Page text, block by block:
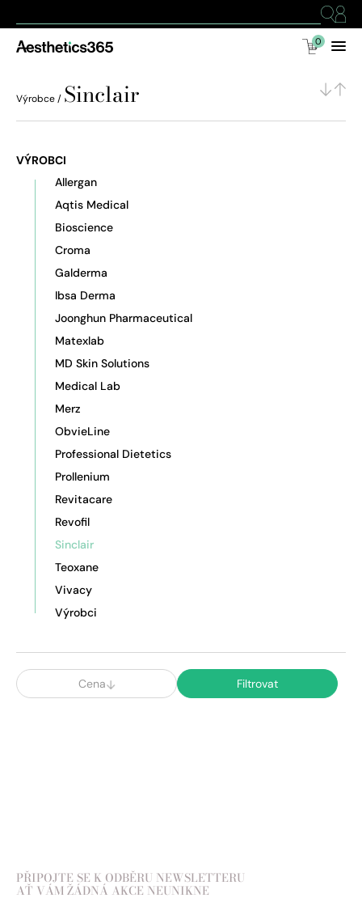
0
Výrobce / Sinclair
VÝROBCI
Allergan
Aqtis Medical
Bioscience
Croma
Galderma
Ibsa Derma
Joonghun Pharmaceutical
Matexlab
MD Skin Solutions
Medical Lab
Merz
ObvieLine
Professional Dietetics
Prollenium
Revitacare
Revofil
Sinclair
Teoxane
Vivacy
Výrobci
Cena Filtrovat
PŘIPOJTE SE K ODBĚRU NEWSLETTERU
AŤ VÁM ŽÁDNÁ AKCE NEUNIKNE